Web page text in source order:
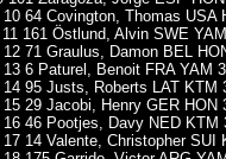
10 64 Covington, Thomas USA
11 161 Östlund, Alvin SWE
12 71 Graulus, Damon BEL
13 6 Paturel, Benoit FRA YAM
14 95 Justs, Roberts LAT KTM
15 29 Jacobi, Henry GER HON
16 46 Pootjes, Davy NED KTM
17 14 Valente, Christopher SUI